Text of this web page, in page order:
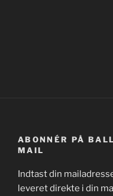
ABONNÉR PÅ
MAIL
Indtast din
leveret direkte i din